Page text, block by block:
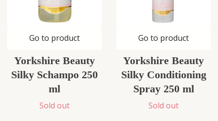
Go to product
Yorkshire Beauty
Silky Schampo 250
ml
Sold out
Go to product
Yorkshire Beauty
Silky Conditioning
Spray 250 ml
Sold out